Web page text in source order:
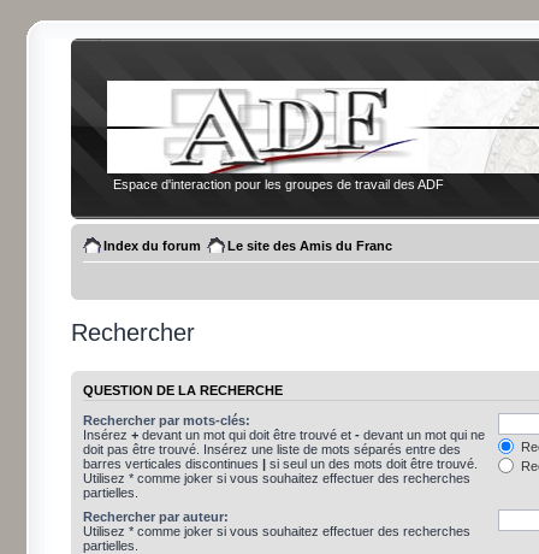
Espace d'interaction pour les groupes de travail des ADF
Index du forum Le site des Amis du Franc
Rechercher
QUESTION DE LA RECHERCHE
Rechercher par mots-clés:
Insérez + devant un mot qui doit être trouvé et - devant un mot qui ne
doit pas être trouvé. Insérez une liste de mots séparés entre des
barres verticales discontinues | si seul un des mots doit être trouvé.
Utilisez * comme joker si vous souhaitez effectuer des recherches
partielles.
Rechercher par auteur:
Utilisez * comme joker si vous souhaitez effectuer des recherches
partielles.